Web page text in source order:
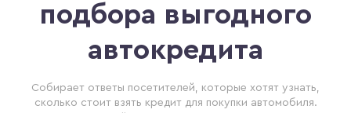
подбора выгодного
автокредита
Собирает ответы посетителей, которые хотят узнать,
сколько стоит взять кредит для покупки автомобиля.